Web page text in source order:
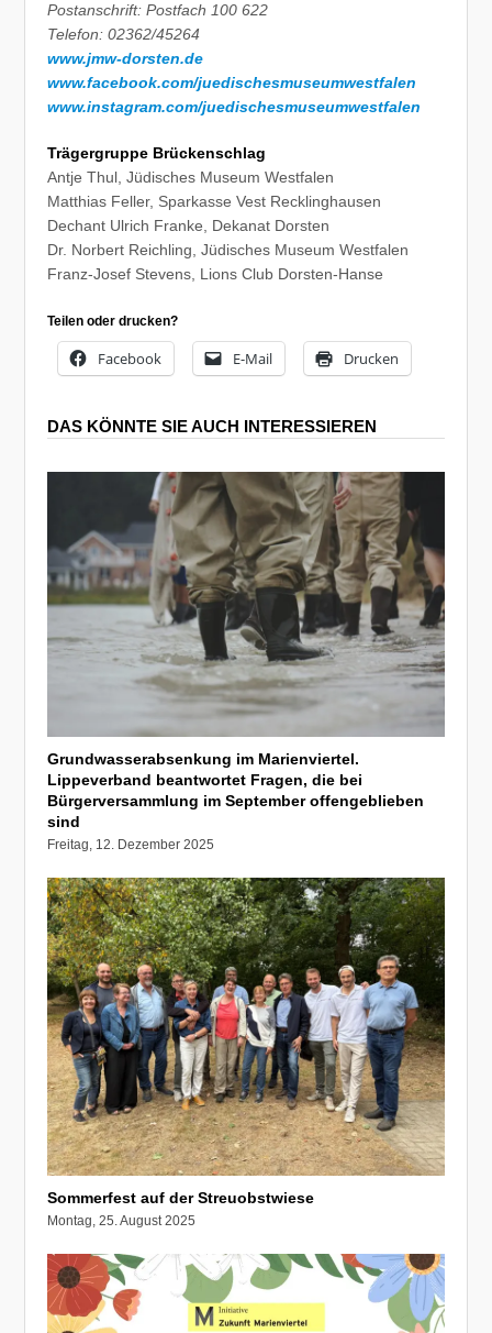
Postanschrift: Postfach 100 622
Telefon: 02362/45264
www.jmw-dorsten.de
www.facebook.com/juedischesmuseumwestfalen
www.instagram.com/juedischesmuseumwestfalen
Trägergruppe Brückenschlag
Antje Thul, Jüdisches Museum Westfalen
Matthias Feller, Sparkasse Vest Recklinghausen
Dechant Ulrich Franke, Dekanat Dorsten
Dr. Norbert Reichling, Jüdisches Museum Westfalen
Franz-Josef Stevens, Lions Club Dorsten-Hanse
Teilen oder drucken?
Facebook E-Mail Drucken
DAS KÖNNTE SIE AUCH INTERESSIEREN
Grundwasserabsenkung im Marienviertel.
Lippeverband beantwortet Fragen, die bei
Bürgerversammlung im September offengeblieben
sind
Freitag, 12. Dezember 2025
Sommerfest auf der Streuobstwiese
Montag, 25. August 2025